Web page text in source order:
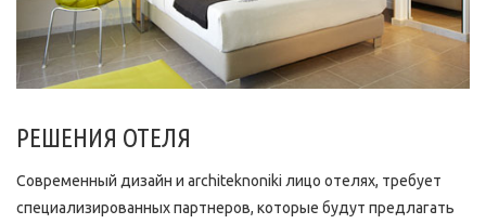
РЕШЕНИЯ ОТЕЛЯ
Современный дизайн и architeknoniki лицо отелях, требует
специализированных партнеров, которые будут предлагать